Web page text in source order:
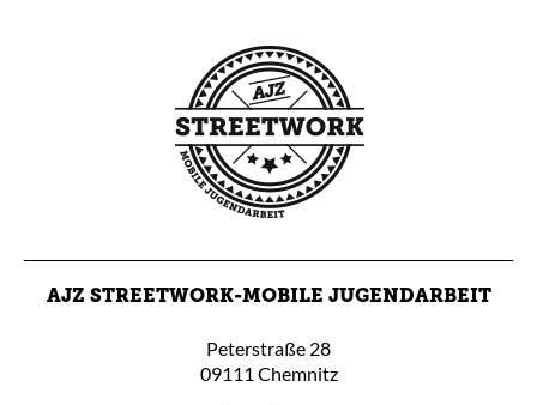
AJZ STREETWORK-MOBILE JUGENDARBEIT
Peterstraße 28
09111 Chemnitz